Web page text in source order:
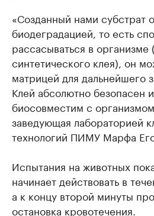
«Созданный нами субстрат
биодеградацией, то есть
рассасываться в организме
синтетического клея), он
матрицей для дальнейшего
Клей абсолютно безопасен
биосовместим с
заведующая лабораторией
технологий ПИМУ Марфа
Испытания на животных
начинает действовать в
а к концу второй минуты
остановка кровотечения.